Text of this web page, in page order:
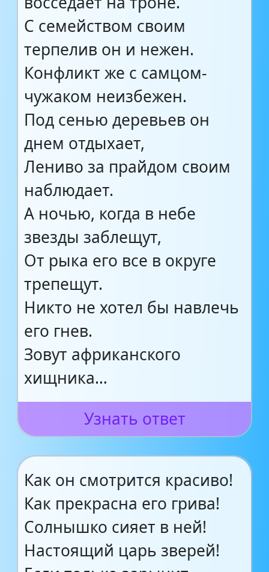
С семейством своим
терпелив он и нежен.
Конфликт же с самцом-
чужаком неизбежен.
Под сенью деревьев он
днем отдыхает,
Лениво за прайдом своим
наблюдает.
А ночью, когда в небе
звезды заблещут,
От рыка его все в округе
трепещут.
Никто не хотел бы навлечь
его гнев.
Зовут африканского
хищника…
Узнать ответ
Как он смотрится красиво!
Как прекрасна его грива!
Солнышко сияет в ней!
Настоящий царь зверей!